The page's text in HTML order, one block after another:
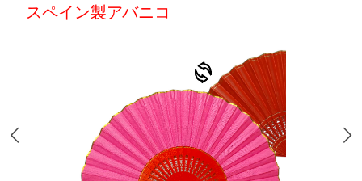
スペイン製アバニコ